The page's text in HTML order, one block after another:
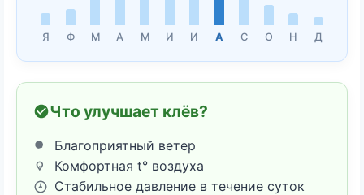
Я Ф М А М И И А С О Н Д
Что улучшает клёв?
Благоприятный ветер
Комфортная t° воздуха
Стабильное давление в течение суток